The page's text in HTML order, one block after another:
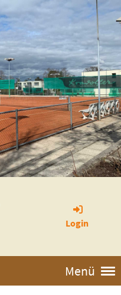
Login
Menü